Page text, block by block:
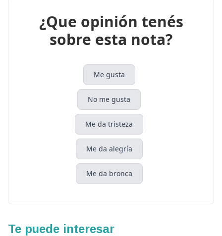
¿Que opinión tenés
sobre esta nota?
Me gusta
No me gusta
Me da tristeza
Me da alegría
Me da bronca
Te puede interesar